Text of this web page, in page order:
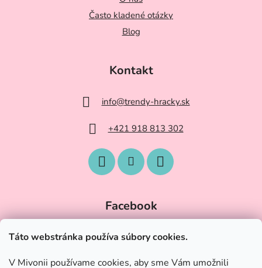
Táto webstránka používa súbory cookies.
V Mivonii používame cookies, aby sme Vám umožnili
Často kladené otázky
Blog
Kontakt
info@trendy-hracky.sk
+421 918 813 302
Facebook